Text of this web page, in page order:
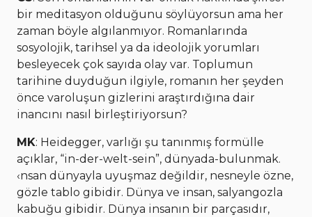
bir meditasyon olduğunu söylüyorsun ama her
zaman böyle algılanmıyor. Romanlarında
sosyolojik, tarihsel ya da ideolojik yorumları
besleyecek çok sayıda olay var. Toplumun
tarihine duyduğun ilgiyle, romanın her şeyden
önce varoluşun gizlerini araştırdığına dair
inancını nasıl birleştiriyorsun?
MK: Heidegger, varlığı şu tanınmış formülle
açıklar, “in-der-welt-sein”, dünyada-bulunmak.
‹nsan dünyayla uyuşmaz değildir, nesneyle özne,
gözle tablo gibidir. Dünya ve insan, salyangozla
kabuğu gibidir. Dünya insanın bir parçasıdır,